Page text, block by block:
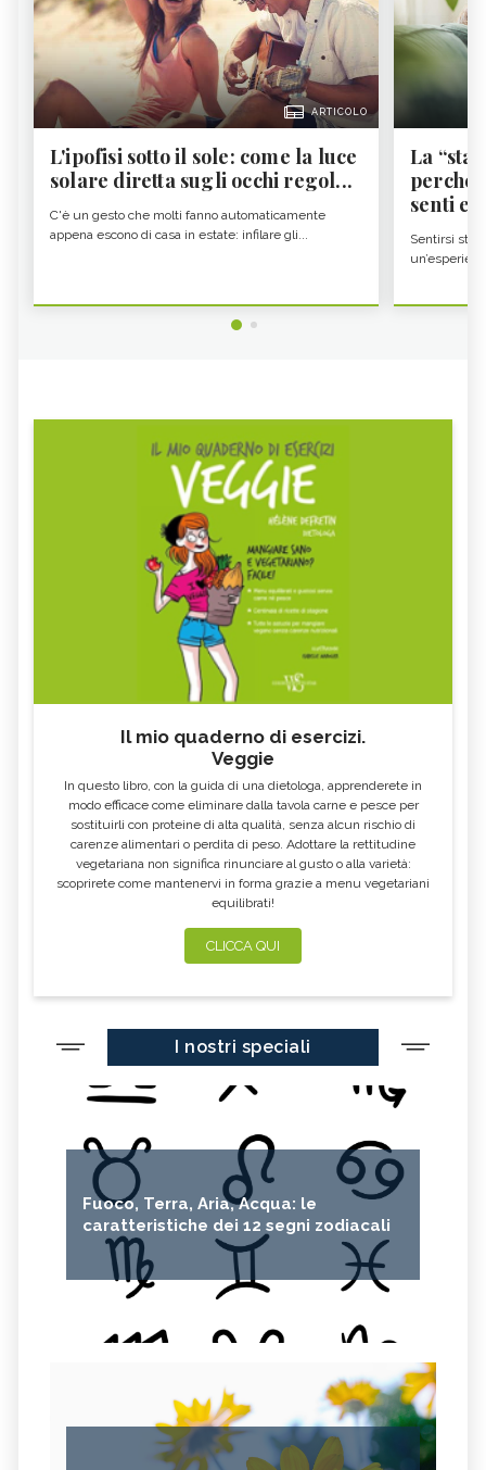
ARTICOLO
L'ipofisi sotto il sole: come la luce
solare diretta sugli occhi regol...
C'è un gesto che molti fanno automaticamente
appena escono di casa in estate: infilare gli...
La
perché
senti
Sentirsi
Il mio quaderno di esercizi.
Veggie
In questo libro, con la guida di una dietologa, apprenderete in
modo efficace come eliminare dalla tavola carne e pesce per
sostituirli con proteine di alta qualità, senza alcun rischio di
carenze alimentari o perdita di peso. Adottare la rettitudine
vegetariana non significa rinunciare al gusto o alla varietà:
scoprirete come mantenervi in forma grazie a menu vegetariani
equilibrati!
CLICCA QUI
I nostri speciali
Fuoco, Terra, Aria, Acqua: le
caratteristiche dei 12 segni zodiacali